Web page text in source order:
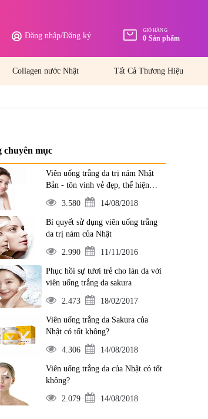
Đăng nhập/Đăng ký
GIỎ HÀNG
0 Sản phẩm
Collagen nước Nhật Tất Cả Thương Hiệu
chuyên mục
Viên uống trắng da trị nám Nhật
Bản - tôn vinh vẻ đẹp, thể hiện
đẳng cấp
3.580 14/08/2018
Bí quyết sử dụng viên uống trắng
da trị nám của Nhật
2.990 11/11/2016
Phục hồi sự tươi trẻ cho làn da với
viên uống trắng da sakura
2.473 18/02/2017
Viên uống trắng da Sakura của
Nhật có tốt không?
4.306 14/08/2018
Viên uống trắng da của Nhật có tốt
không?
2.079 14/08/2018